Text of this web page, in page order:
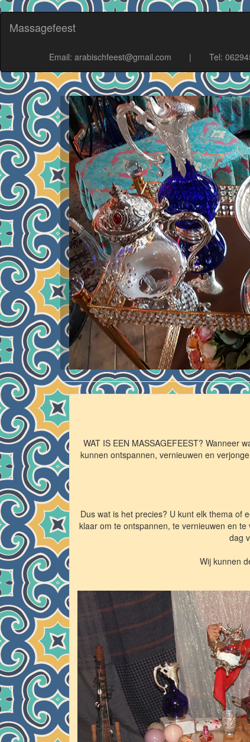
Massagefeest
Email: arabischfeest@gmail.com | Tel:
WAT IS EEN MASSAGEFEEST? Wanneer
kunnen ontspannen, vernieuwen en
Dus wat is het precies? U kunt elk thema of
klaar om te ontspannen, te vernieuwen en
dag
Wij kunnen